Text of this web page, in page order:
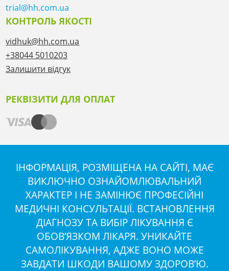
trial@hh.com.ua
КОНТРОЛЬ ЯКОСТІ
vidhuk@hh.com.ua
+38044 5010203
Залишити відгук
РЕКВІЗИТИ ДЛЯ ОПЛАТ
ІНФОРМАЦІЯ, РОЗМІЩЕНА НА САЙТІ, МАЄ
ВИКЛЮЧНО ОЗНАЙОМЛЮВАЛЬНИЙ
ХАРАКТЕР І НЕ ЗАМІНЮЄ ПРОФЕСІЙНІ
МЕДИЧНІ КОНСУЛЬТАЦІЇ. ВСТАНОВЛЕННЯ
ДІАГНОЗУ ТА ВИБІР ЛІКУВАННЯ Є
ОБОВ’ЯЗКОМ ЛІКАРЯ. УНИКАЙТЕ
САМОЛІКУВАННЯ, АДЖЕ ВОНО МОЖЕ
ЗАВДАТИ ШКОДИ ВАШОМУ ЗДОРОВ’Ю.